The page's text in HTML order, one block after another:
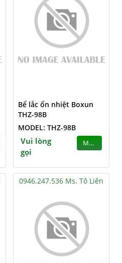
Bể lắc ổn nhiệt Boxun
THZ-98B
MODEL: THZ-98B
Vui lòng
gọi
MUA
0946.247.536 Ms. Tô Liên